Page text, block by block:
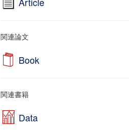
関連論文
Book
関連書籍
Data